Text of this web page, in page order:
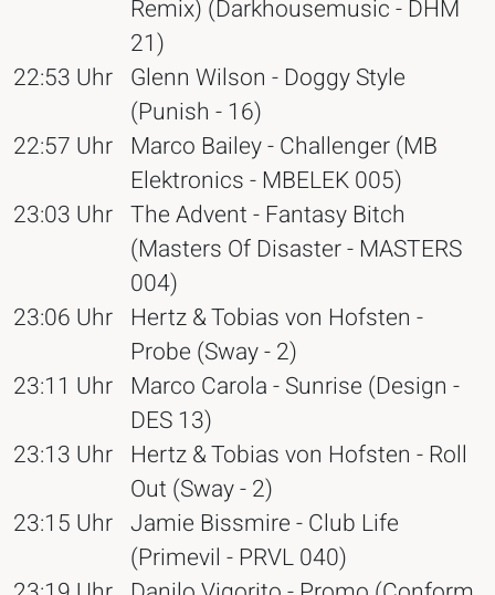
Remix) (Darkhousemusic - DHM
21)
22:53 Uhr Glenn Wilson - Doggy Style
(Punish - 16)
22:57 Uhr Marco Bailey - Challenger (MB
Elektronics - MBELEK 005)
23:03 Uhr The Advent - Fantasy Bitch
(Masters Of Disaster - MASTERS
004)
23:06 Uhr Hertz & Tobias von Hofsten -
Probe (Sway - 2)
23:11 Uhr Marco Carola - Sunrise (Design -
DES 13)
23:13 Uhr Hertz & Tobias von Hofsten - Roll
Out (Sway - 2)
23:15 Uhr Jamie Bissmire - Club Life
(Primevil - PRVL 040)